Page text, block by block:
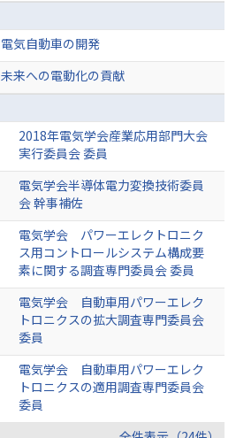
電気自動車の開発
未来への電動化の貢献
2018年電気学会産業応用部門大会
実行委員会 委員
電気学会半導体電力変換技術委員
会 幹事補佐
電気学会 パワーエレクトロニク
ス用コントロールシステム構成要
素に関する調査専門委員会 委員
電気学会 自動車用パワーエレク
トロニクスの拡大調査専門委員会
委員
電気学会 自動車用パワーエレク
トロニクスの適用調査専門委員会
委員